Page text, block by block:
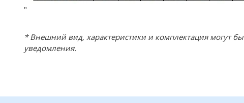
"
* Внешний вид, характеристики и комплектация могут
уведомления.